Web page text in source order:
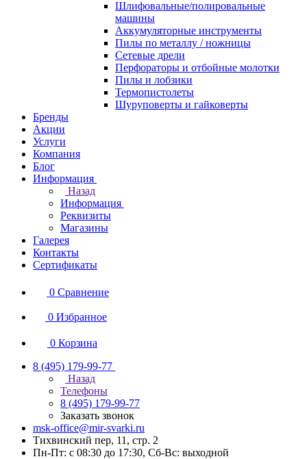
Шлифовальные/полировальные
машины
Аккумуляторные инструменты
Пилы по металлу / ножницы
Сетевые дрели
Перфораторы и отбойные молотки
Пилы и лобзики
Термопистолеты
Шуруповерты и гайковерты
Бренды
Акции
Услуги
Компания
Блог
Информация
Назад
Информация
Реквизиты
Магазины
Галерея
Контакты
Сертификаты
0 Сравнение
0 Избранное
0 Корзина
8 (495) 179-99-77
Назад
Телефоны
8 (495) 179-99-77
Заказать звонок
msk-office@mir-svarki.ru
Тихвинский пер, 11, стр. 2
Пн-Пт: с 08:30 до 17:30, Сб-Вс: выходной